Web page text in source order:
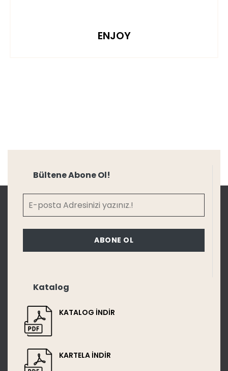
ENJOY
Bültene Abone Ol!
ABONE OL
Katalog
KATALOG İNDİR
KARTELA İNDİR